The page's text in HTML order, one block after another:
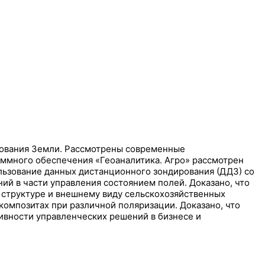
Земли. Рассмотрены современные
обеспечения «Геоаналитика. Агро» рассмотрен
данных дистанционного зондирования (ДДЗ) со
в части управления состоянием полей. Доказано, что
и внешнему виду сельскохозяйственных
при различной поляризации. Доказано, что
управленческих решений в бизнесе и